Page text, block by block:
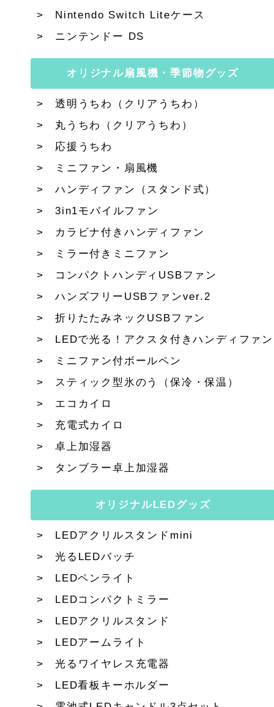
Nintendo Switch Liteケース
ニンテンドー DS
オリジナル扇風機・季節物グッズ
透明うちわ（クリアうちわ）
丸うちわ（クリアうちわ）
応援うちわ
ミニファン・扇風機
ハンディファン（スタンド式）
3in1モバイルファン
カラビナ付きハンディファン
ミラー付きミニファン
コンパクトハンディUSBファン
ハンズフリーUSBファンver.2
折りたたみネックUSBファン
LEDで光る！アクスタ付きハンディファン
ミニファン付ボールペン
スティック型氷のう（保冷・保温）
エコカイロ
充電式カイロ
卓上加湿器
タンブラー卓上加湿器
オリジナルLEDグッズ
LEDアクリルスタンドmini
光るLEDバッチ
LEDペンライト
LEDコンパクトミラー
LEDアクリルスタンド
LEDアームライト
光るワイヤレス充電器
LED看板キーホルダー